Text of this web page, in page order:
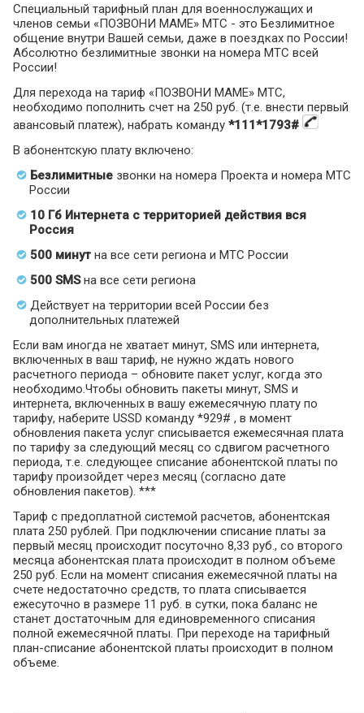
Специальный тарифный план для военнослужащих и
членов семьи «ПОЗВОНИ МАМЕ» МТС - это Безлимитное
общение внутри Вашей семьи, даже в поездках по России!
Абсолютно безлимитные звонки на номера МТС всей
России!
Для перехода на тариф «ПОЗВОНИ МАМЕ» МТС,
необходимо пополнить счет на 250 руб. (т.е. внести первый
авансовый платеж), набрать команду *111*1793#
В абонентскую плату включено:
Безлимитные звонки на номера Проекта и номера МТС
России
10 Гб Интернета с территорией действия вся
Россия
500 минут на все сети региона и МТС России
500 SMSна все сети региона
Действует на территории всей России без
дополнительных платежей
Если вам иногда не хватает минут, SMS или интернета,
включенных в ваш тариф, не нужно ждать нового
расчетного периода – обновите пакет услуг, когда это
необходимо.Чтобы обновить пакеты минут, SMS и
интернета, включенных в вашу ежемесячную плату по
тарифу, наберите USSD команду *929# , в момент
обновления пакета услуг списывается ежемесячная плата
по тарифу за следующий месяц со сдвигом расчетного
периода, т.е. следующее списание абонентской платы по
тарифу произойдет через месяц (согласно дате
обновления пакетов). ***
Тариф с предоплатной системой расчетов, абонентская
плата 250 рублей. При подключении списание платы за
первый месяц происходит посуточно 8,33 руб., со второго
месяца абонентская плата происходит в полном объеме
250 руб. Если на момент списания ежемесячной платы на
счете недостаточно средств, то плата списывается
ежесуточно в размере 11 руб. в сутки, пока баланс не
станет достаточным для единовременного списания
полной ежемесячной платы. При переходе на тарифный
план-списание абонентской платы происходит в полном
объеме.